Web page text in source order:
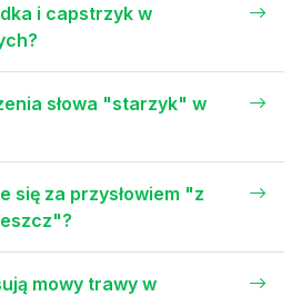
i capstrzyk w
słowa "starzyk" w
się za przysłowiem "z
mowy trawy w